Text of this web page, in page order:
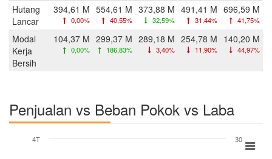
Hutang
Lancar
394,61 M
0,00%
554,61 M
40,55%
373,88 M
32,59%
491,41 M
31,44%
696,59 M
41,75%
Modal
Kerja
Bersih
104,37 M
0,00%
299,37 M
186,83%
289,18 M
3,40%
254,78 M
11,90%
140,20 M
44,97%
Penjualan vs Beban Pokok vs Laba
4T 30